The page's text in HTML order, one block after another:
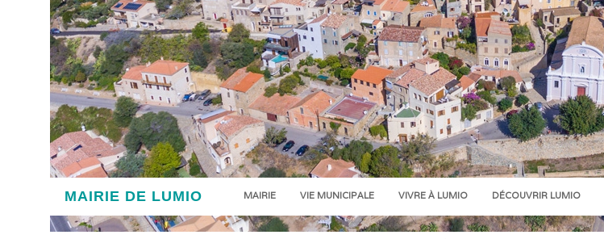
MAIRIE DE LUMIO MAIRIE VIE MUNICIPALE VIVRE À LUMIO DÉCOUVRIR LUMIO